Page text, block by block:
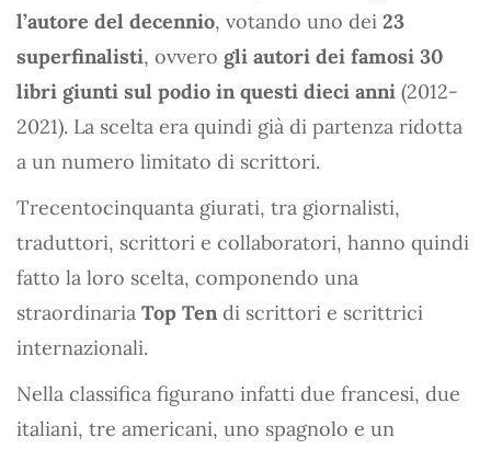
l’autore del decennio, votando uno dei 23
superfinalisti, ovvero gli autori dei famosi 30
libri giunti sul podio in questi dieci anni (2012-
2021). La scelta era quindi già di partenza ridotta
a un numero limitato di scrittori.
Trecentocinquanta giurati, tra giornalisti,
traduttori, scrittori e collaboratori, hanno quindi
fatto la loro scelta, componendo una
straordinaria Top Ten di scrittori e scrittrici
internazionali.
Nella classifica figurano infatti due francesi, due
italiani, tre americani, uno spagnolo e un